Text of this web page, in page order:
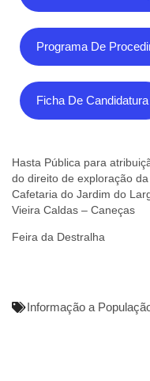
Programa De
Ficha De Candidatura
Hasta Pública para
do direito de exploração da
Cafetaria do Jardim do
Vieira Caldas – Caneças
Feira da Destralha
Informação a